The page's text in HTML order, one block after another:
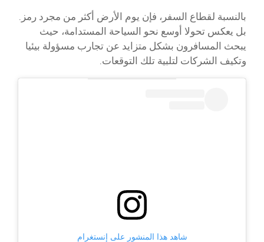
بالنسبة لقطاع السفر، فإن يوم الأرض أكثر من مجرد رمز.
بل يعكس تحولا أوسع نحو السياحة المستدامة، حيث
يبحث المسافرون بشكل متزايد عن تجارب مسؤولة بيئيا
وتكيف الشركات لتلبية تلك التوقعات.
شاهد هذا المنشور على إنستغرام